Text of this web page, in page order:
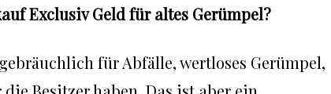
Exclusiv Geld für altes Gerümpel?
für Abfälle, wertloses Gerümpel,